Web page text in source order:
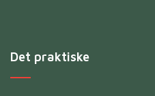
Det praktiske